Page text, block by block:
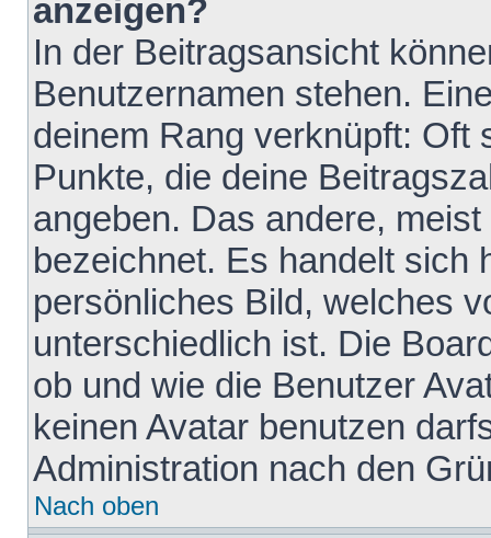
anzeigen?
In der Beitragsansicht
Benutzernamen stehen.
deinem Rang verknüpft: Oft
Punkte, die deine
angeben. Das andere,
bezeichnet. Es handelt sich
persönliches Bild, welches
unterschiedlich ist. Die
ob und wie die Benutzer
keinen Avatar benutzen
Administration nach den
Nach oben